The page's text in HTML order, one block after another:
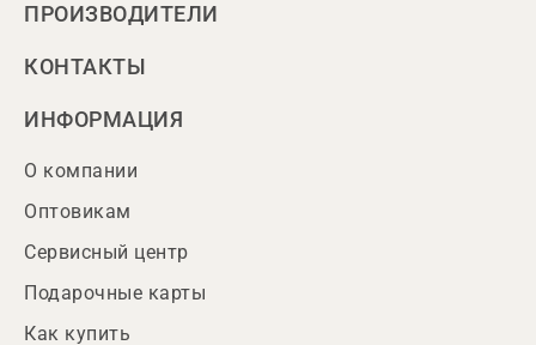
ПРОИЗВОДИТЕЛИ
КОНТАКТЫ
ИНФОРМАЦИЯ
О компании
Оптовикам
Сервисный центр
Подарочные карты
Как купить